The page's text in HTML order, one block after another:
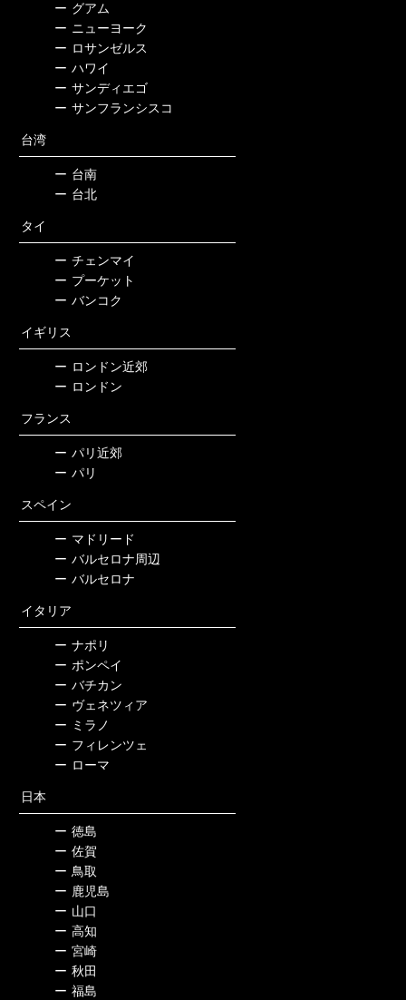
ー グアム
ー ニューヨーク
ー ロサンゼルス
ー ハワイ
ー サンディエゴ
ー サンフランシスコ
台湾
ー 台南
ー 台北
タイ
ー チェンマイ
ー プーケット
ー バンコク
イギリス
ー ロンドン近郊
ー ロンドン
フランス
ー パリ近郊
ー パリ
スペイン
ー マドリード
ー バルセロナ周辺
ー バルセロナ
イタリア
ー ナポリ
ー ポンペイ
ー バチカン
ー ヴェネツィア
ー ミラノ
ー フィレンツェ
ー ローマ
日本
ー 徳島
ー 佐賀
ー 鳥取
ー 鹿児島
ー 山口
ー 高知
ー 宮崎
ー 秋田
ー 福島